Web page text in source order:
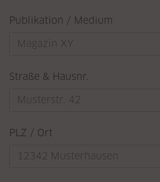
Publikation / Medium
Straße & Hausnr.
PLZ / Ort